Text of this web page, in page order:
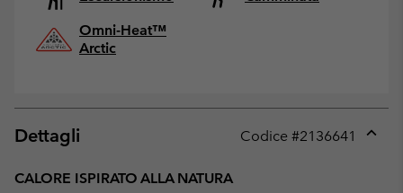
Omni-Heat™
Arctic
Dettagli Codice #2136641
CALORE ISPIRATO ALLA NATURA